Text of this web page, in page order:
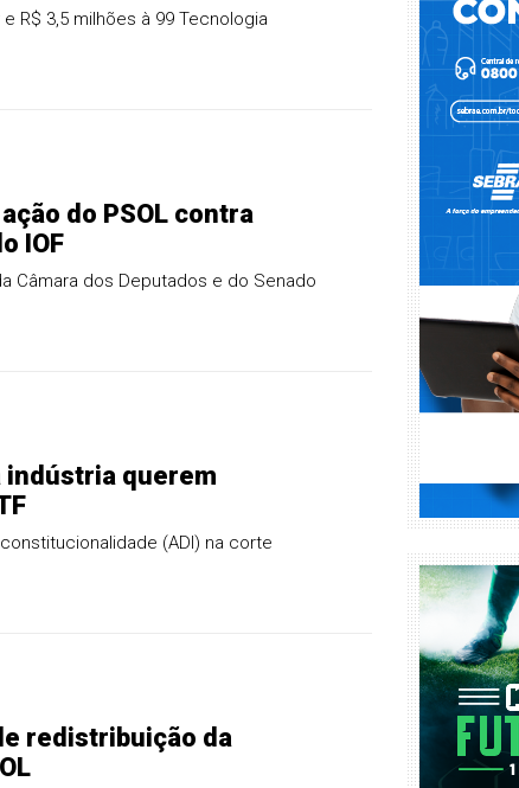
R$ 3,5 milhões à 99 Tecnologia
do PSOL contra
IOF
Câmara dos Deputados e do Senado
indústria querem
(ADI) na corte
redistribuição da